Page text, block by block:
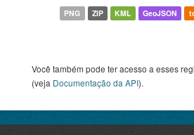
PNG ZIP KML GeoJSON
Você também pode ter acesso a esses
(veja Documentação da API).